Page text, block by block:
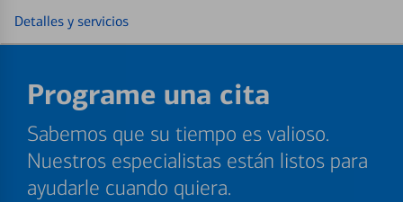
Detalles y servicios
Programe una cita
Sabemos que su tiempo es valioso.
Nuestros especialistas están listos para
ayudarle cuando quiera.